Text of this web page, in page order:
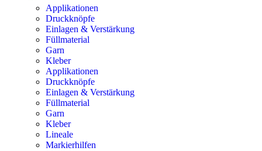
Applikationen
Druckknöpfe
Einlagen & Verstärkung
Füllmaterial
Garn
Kleber
Applikationen
Druckknöpfe
Einlagen & Verstärkung
Füllmaterial
Garn
Kleber
Lineale
Markierhilfen